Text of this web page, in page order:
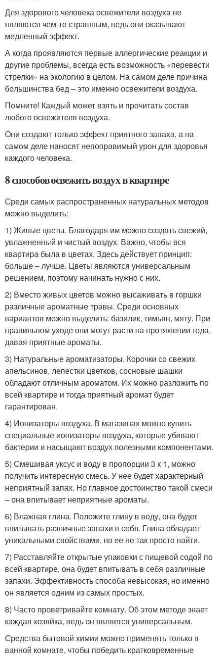
Для здорового человека освежители воздуха не
являются чем-то страшным, ведь они оказывают
медленный эффект.
А когда проявляются первые аллергические реакции и
другие проблемы, всегда есть возможность «перевести
стрелки» на экологию в целом. На самом деле причина
большинства бед – это именно освежители воздуха.
Помните! Каждый может взять и прочитать состав
любого освежителя воздуха.
Они создают только эффект приятного запаха, а на
самом деле наносят непоправимый урон для здоровья
каждого человека.
8 способов освежить воздух в квартире
Среди самых распространенных натуральных методов
можно выделить:
1) Живые цветы. Благодаря им можно создать свежий,
увлажненный и чистый воздух. Важно, чтобы вся
квартира была в цветах. Здесь действует принцип:
больше – лучше. Цветы являются универсальным
решением, поэтому начинать нужно с них.
2) Вместо живых цветов можно высаживать в горшки
различные ароматные травы. Среди основных
вариантов можно выделить: базилик, тимьян, мяту. При
правильном уходе они могут расти на протяжении года,
давая приятные ароматы.
3) Натуральные ароматизаторы. Корочки со свежих
апельсинов, лепестки цветков, сосновые шашки
обладают отличным ароматом. Их можно разложить по
всей квартире и тогда приятный аромат будет
гарантирован.
4) Ионизаторы воздуха. В магазинах можно купить
специальные ионизаторы воздуха, которые убивают
бактерии и насыщают воздух полезными компонентами.
5) Смешивая уксус и воду в пропорции 3 к 1, можно
получить интересную смесь. У нее будет характерный
неприятный запах. Но главное достоинство такой смеси
– она впитывает неприятные ароматы.
6) Влажная глина. Положите глину в воду, она будет
впитывать различные запахи в себя. Глина обладает
уникальными свойствами, но ее не так просто найти.
7) Расставляйте открытые упаковки с пищевой содой по
всей квартире, она будет впитывать в себя различные
запахи. Эффективность способа невысокая, но именно
он является одним из самых простых.
8) Часто проветривайте комнату. Об этом методе знает
каждая хозяйка, ведь он является универсальным.
Средства бытовой химии можно применять только в
ванной комнате, чтобы победить кратковременные